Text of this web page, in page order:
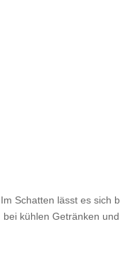
Im Schatten lässt es sich
bei kühlen Getränken